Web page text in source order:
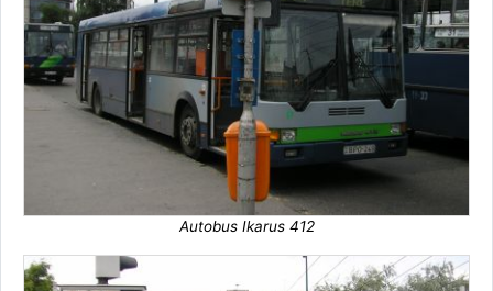
Autobus Ikarus 412